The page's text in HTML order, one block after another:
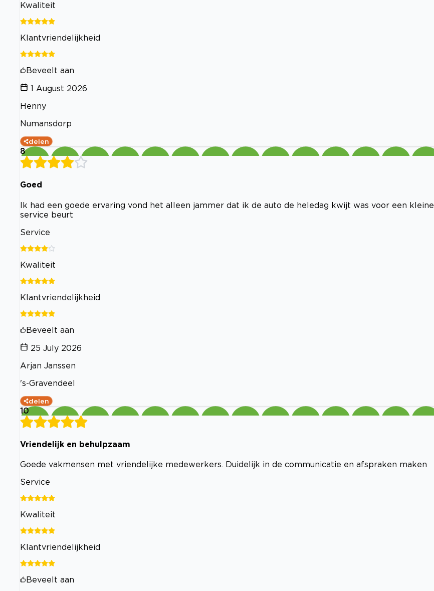
Kwaliteit
Klantvriendelijkheid
Beveelt aan
1 August 2026
Henny
Numansdorp
delen
8
Goed
Ik had een goede ervaring vond het alleen jammer dat ik de auto de heledag kwijt was voor een kleine
service beurt
Service
Kwaliteit
Klantvriendelijkheid
Beveelt aan
25 July 2026
Arjan Janssen
's-Gravendeel
delen
10
Vriendelijk en behulpzaam
Goede vakmensen met vriendelijke medewerkers. Duidelijk in de communicatie en afspraken maken
Service
Kwaliteit
Klantvriendelijkheid
Beveelt aan